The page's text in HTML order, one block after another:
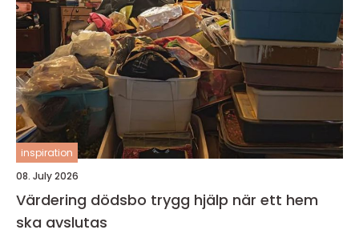
inspiration
08. July 2026
Värdering dödsbo trygg hjälp när ett hem
ska avslutas